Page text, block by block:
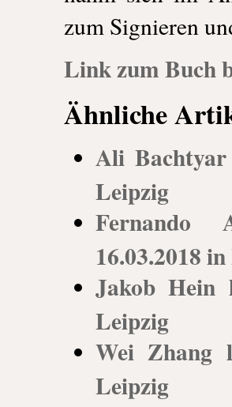
zum Signieren
Link zum Buch
Ähnliche
Ali Bachtyar
Leipzig
Fernando
16.03.2018
Jakob Hein
Leipzig
Wei Zhang
Leipzig